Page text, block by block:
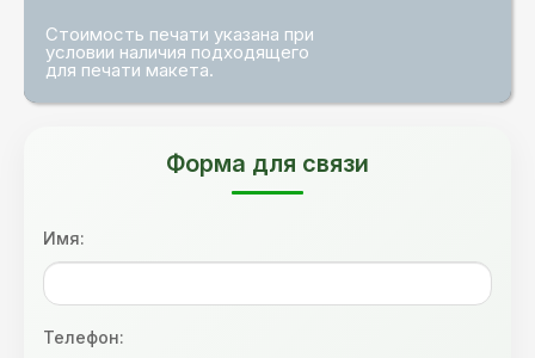
Стоимость печати указана при
условии наличия подходящего
для печати макета.
Форма для связи
Имя:
Телефон: